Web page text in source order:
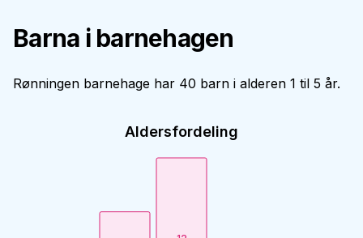
Barna i barnehagen
Rønningen barnehage har 40 barn i alderen 1 til 5 år.
Aldersfordeling